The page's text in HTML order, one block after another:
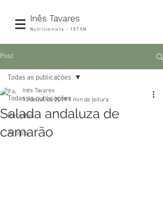
Inês Tavares
Nutricionista - 1575N
Post
Todas as publicações
Receitas
Artigos
Todas as publicações
Salada andaluza de
camarão
Inês Tavares
10 de jul. de 2019 1 min de leitura